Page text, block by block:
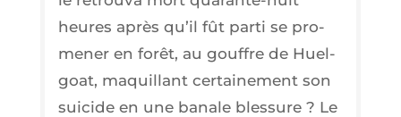
heures après qu’il fût par­ti se pro­
me­ner en forêt, au gouffre de Huel­
goat, maquillant cer­tai­ne­ment son
sui­cide en une banale bles­sure ? Le